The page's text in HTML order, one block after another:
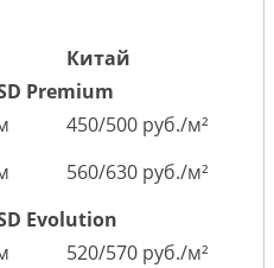
Китай
Premium
450/500 руб./м²
560/630 руб./м²
Evolution
520/570 руб./м²